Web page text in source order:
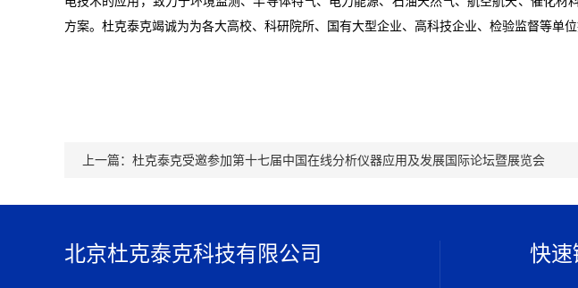
方案。杜克泰克竭诚为为各大高校、科研院所、国有大型企业、高科技企业、检验监督等单
上一篇： 杜克泰克受邀参加第十七届中国在线分析仪器应用及发展国际论坛暨展览会
北京杜克泰克科技有限公司 快速